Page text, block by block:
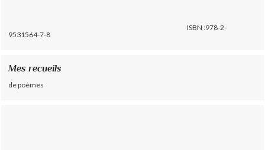
ISBN :978-2-
9531564-7-8
Mes recueils
de poèmes